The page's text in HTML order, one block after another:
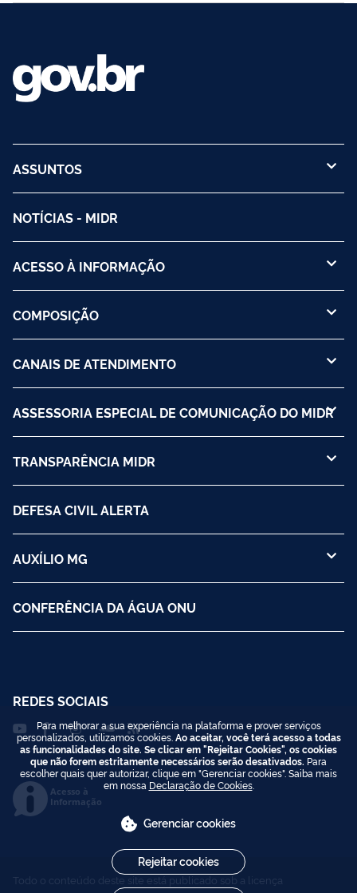
ASSUNTOS
NOTÍCIAS - MIDR
ACESSO À INFORMAÇÃO
COMPOSIÇÃO
CANAIS DE ATENDIMENTO
ASSESSORIA ESPECIAL DE COMUNICAÇÃO DO MIDR
TRANSPARÊNCIA MIDR
DEFESA CIVIL ALERTA
AUXÍLIO MG
CONFERÊNCIA DA ÁGUA ONU
REDES SOCIAIS
Acesso à
Informação
Todo o conteúdo deste site está publicado sob a licença
Para melhorar a sua experiência na plataforma e prover serviços
personalizados, utilizamos cookies. Ao aceitar, você terá acesso a todas
as funcionalidades do site. Se clicar em "Rejeitar Cookies", os cookies
que não forem estritamente necessários serão desativados. Para
escolher quais quer autorizar, clique em "Gerenciar cookies". Saiba mais
em nossa Declaração de Cookies.
Gerenciar cookies
Rejeitar cookies